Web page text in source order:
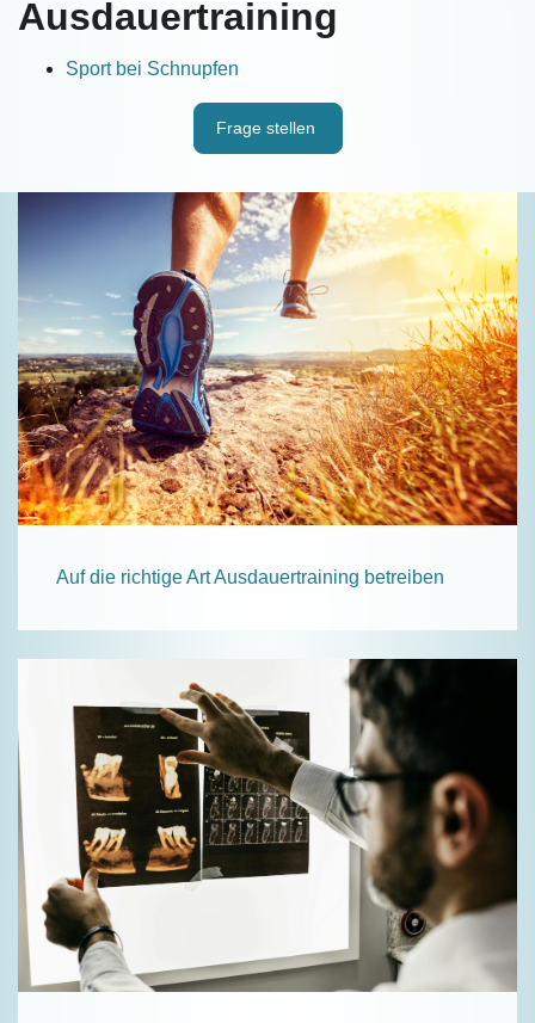
Ausdauertraining
Sport bei Schnupfen
Frage stellen
Auf die richtige Art Ausdauertraining betreiben